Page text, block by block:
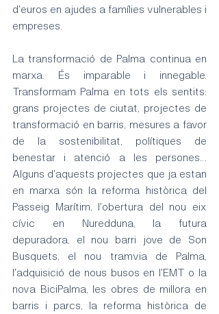
d'euros en ajudes a famílies vulnerables i
empreses.
La transformació de Palma continua en
marxa. És imparable i innegable.
Transformam Palma en tots els sentits:
grans projectes de ciutat, projectes de
transformació en barris, mesures a favor
de la sostenibilitat, polítiques de
benestar i atenció a les persones…
Alguns d'aquests projectes que ja estan
en marxa són la reforma històrica del
Passeig Marítim, l'obertura del nou eix
cívic en Nuredduna, la futura
depuradora, el nou barri jove de Son
Busquets, el nou tramvia de Palma,
l'adquisició de nous busos en l'EMT o la
nova BiciPalma, les obres de millora en
barris i parcs, la reforma històrica de